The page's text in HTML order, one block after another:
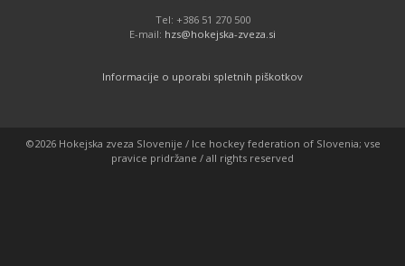
Tel: +386 51 270 500
E-mail: hzs@hokejska-zveza.si
Informacije o uporabi spletnih piškotkov
©2026 Hokejska zveza Slovenije / Ice hockey federation of Slovenia; vse
pravice pridržane / all rights reserved